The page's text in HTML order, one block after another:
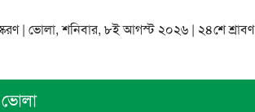
| ভোলা, শনিবার, ৮ই আগস্ট ২০২৬ | ২৪শে শ্রাবণ
ভোলা